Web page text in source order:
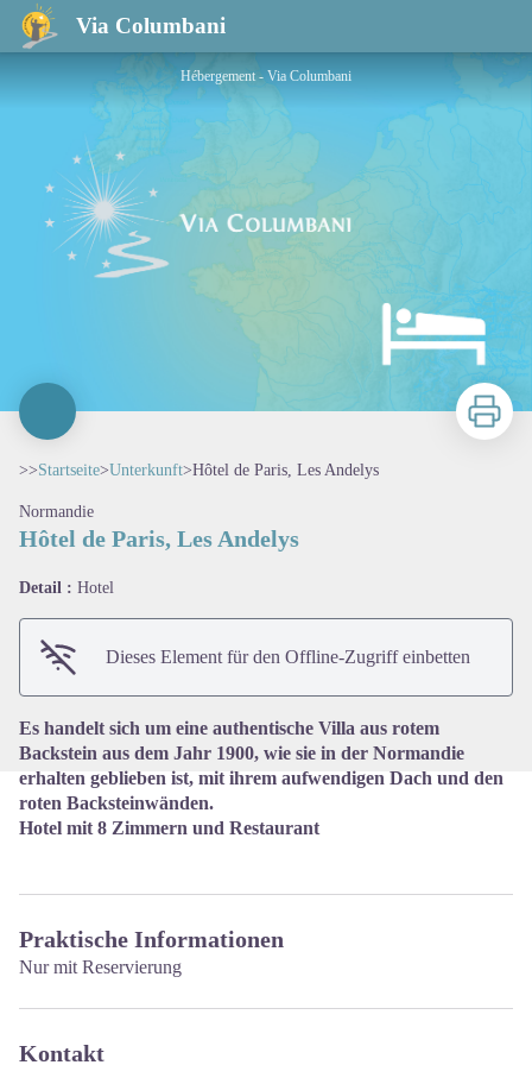
Via Columbani
Hôtel de Paris, Les Andelys
Hébergement - Via Columbani
Zu
>>Startseite>Unterkunft>Hôtel de Paris, Les Andelys
Normandie
Hôtel de Paris, Les Andelys
Detail : Hotel
Dieses Element für den Offline-Zugriff einbetten
Es handelt sich um eine authentische Villa aus rotem
Backstein aus dem Jahr 1900, wie sie in der Normandie
erhalten geblieben ist, mit ihrem aufwendigen Dach und den
roten Backsteinwänden.
Hotel mit 8 Zimmern und Restaurant
Praktische Informationen
Nur mit Reservierung
Kontakt